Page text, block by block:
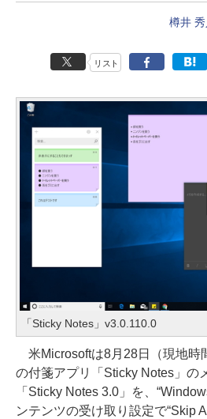
樽井 秀
リスト
「Sticky Notes」v3.0.110.0
米Microsoftは8月28日（現地時
の付箋アプリ「Sticky Notes」の
「Sticky Notes 3.0」を、
ンテンツの受け取り設定で“Skip